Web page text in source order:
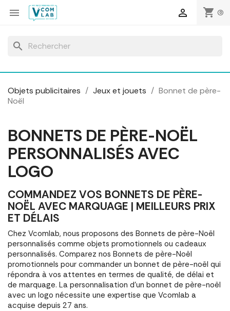
 shopping_cart (0)

search
Objets publicitaires Jeux et jouets
Bonnet de père-
Noël
BONNETS DE PÈRE-NOËL
PERSONNALISÉS AVEC
LOGO
COMMANDEZ VOS BONNETS DE PÈRE-
NOËL AVEC MARQUAGE | MEILLEURS PRIX
ET DÉLAIS
Chez Vcomlab, nous proposons des Bonnets de père-Noël
personnalisés comme objets promotionnels ou cadeaux
personnalisés. Comparez nos Bonnets de père-Noël
promotionnels pour commander un bonnet de père-noël qui
répondra à vos attentes en termes de qualité, de délai et
de marquage. La personnalisation d'un bonnet de père-noël
avec un logo nécessite une expertise que Vcomlab a
acquise depuis 27 ans.
Panneau de gestion des cookies